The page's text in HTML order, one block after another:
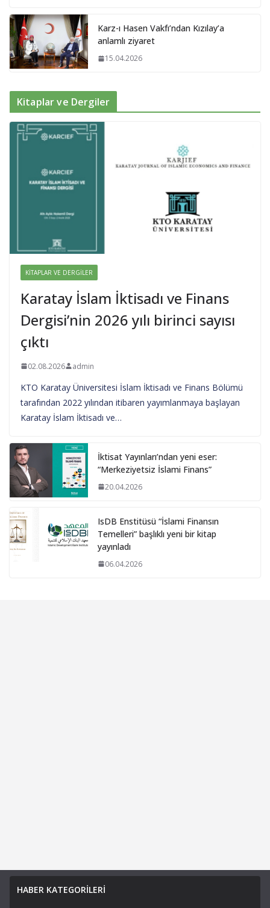
Karz-ı Hasen Vakfı’ndan Kızılay’a
anlamlı ziyaret
15.04.2026
Kitaplar ve Dergiler
KITAPLAR VE DERGILER
Karatay İslam İktisadı ve Finans
Dergisi’nin 2026 yılı birinci sayısı
çıktı
02.08.2026 admin
KTO Karatay Üniversitesi İslam İktisadı ve Finans Bölümü
tarafından 2022 yılından itibaren yayımlanmaya başlayan
Karatay İslam İktisadı ve…
İktisat Yayınları’ndan yeni eser:
“Merkeziyetsiz İslami Finans”
20.04.2026
IsDB Enstitüsü “İslami Finansın
Temelleri” başlıklı yeni bir kitap
yayınladı
06.04.2026
HABER KATEGORİLERİ